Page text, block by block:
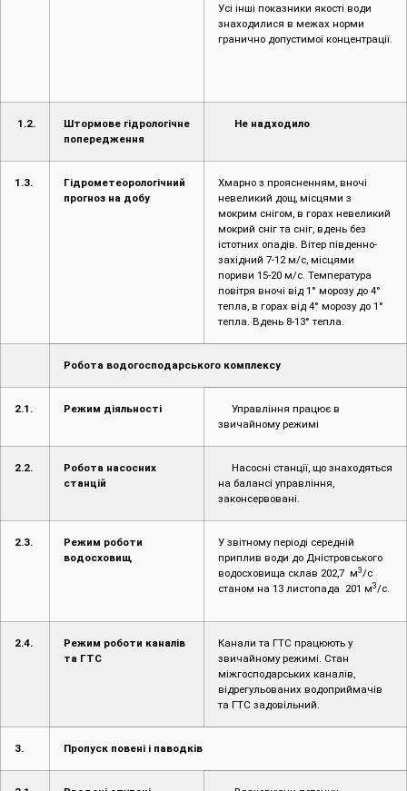
Усі інші показники якості води
знаходилися в межах норми
гранично допустимої концентрації.
1.2.
Штормове гідрологічне
попередження
Не надходило
1.3.
Гідрометеорологічний
прогноз на добу
Хмарно з проясненням, вночі
невеликий дощ, місцями з
мокрим снігом, в горах невеликий
мокрий сніг та сніг, вдень без
істотних опадів. Вітер південно-
західний 7-12 м/с, місцями
пориви 15-20 м/с. Температура
повітря вночі від 1° морозу до 4°
тепла, в горах від 4° морозу до 1°
тепла. Вдень 8-13° тепла.
Робота водогосподарського комплексу
2.1. Режим діяльності
Управління працює в
звичайному режимі
2.2.
Робота насосних
станцій
Насосні станції, що знаходяться
на балансі управління,
законсервовані.
2.3.
Режим роботи
водосховищ
У звітному періоді середній
приплив води до Дністровського
водосховища склав 202,7 м3/с
станом на 13 листопада 201 м3/с.
2.4.
Режим роботи каналів
та ГТС
Канали та ГТС працюють у
звичайному режимі. Стан
міжгосподарських каналів,
відрегульованих водоприймачів
та ГТС задовільний.
3. Пропуск повені і паводків